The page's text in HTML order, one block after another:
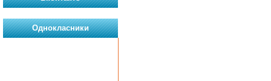
Однокласники